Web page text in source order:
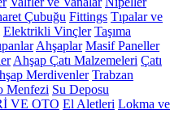
Çubuğu Fittings Tıpalar ve
Elektrikli Vinçler Taşıma
Ahşaplar Masif Paneller
Ahşap Çatı Malzemeleri Çatı
Merdivenler Trabzan
Menfezi Su Deposu
VE OTO El Aletleri Lokma ve